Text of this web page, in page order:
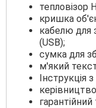
тепловізор
кришка
кабелю для
(USB);
сумка для
м'який
Інструкція
гарантійний